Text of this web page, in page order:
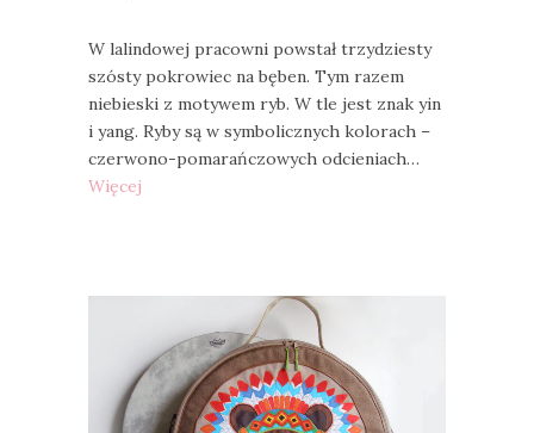
W lalindowej pracowni powstał trzydziesty
szósty pokrowiec na bęben. Tym razem
niebieski z motywem ryb. W tle jest znak yin
i yang. Ryby są w symbolicznych kolorach –
czerwono-pomarańczowych odcieniach…
Więcej